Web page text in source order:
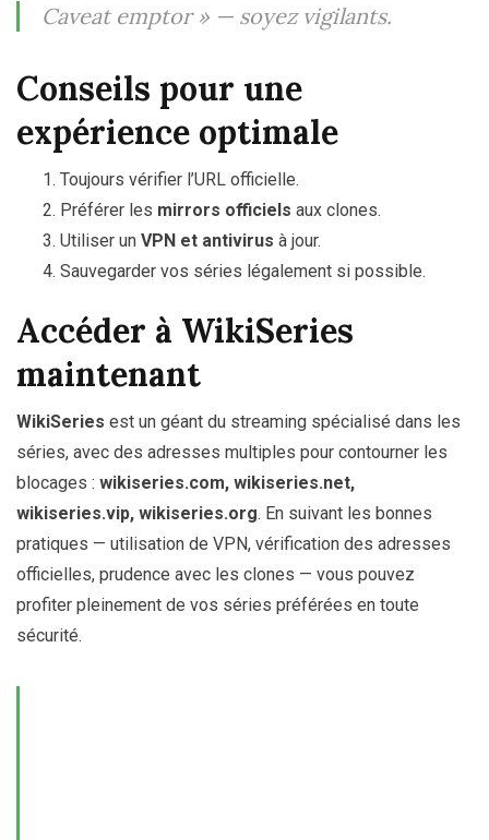
Caveat emptor » — soyez vigilants.
Conseils pour une
expérience optimale
Toujours vérifier l’URL officielle.
Préférer les mirrors officiels aux clones.
Utiliser un VPN et antivirus à jour.
Sauvegarder vos séries légalement si possible.
Accéder à WikiSeries
maintenant
WikiSeries est un géant du streaming spécialisé dans les
séries, avec des adresses multiples pour contourner les
blocages : wikiseries.com, wikiseries.net,
wikiseries.vip, wikiseries.org. En suivant les bonnes
pratiques — utilisation de VPN, vérification des adresses
officielles, prudence avec les clones — vous pouvez
profiter pleinement de vos séries préférées en toute
sécurité.